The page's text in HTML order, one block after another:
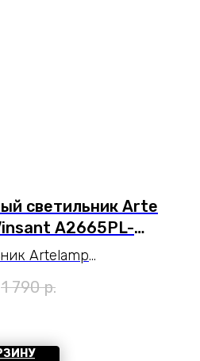
светильник Arte
A2665PL-
Artelamp
1WH серии Vinsant.
стиль помещения.
пылевлагозащиты
1 790 р.